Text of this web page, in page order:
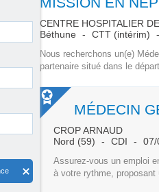
CENTRE HOSPITALIER
Béthune
CTT (intérim)
Nous recherchons un(e)
partenaire situé dans le
CROP ARNAUD
Nord (59)
CDI 07/
Assurez-vous un emploi
à votre rythme,